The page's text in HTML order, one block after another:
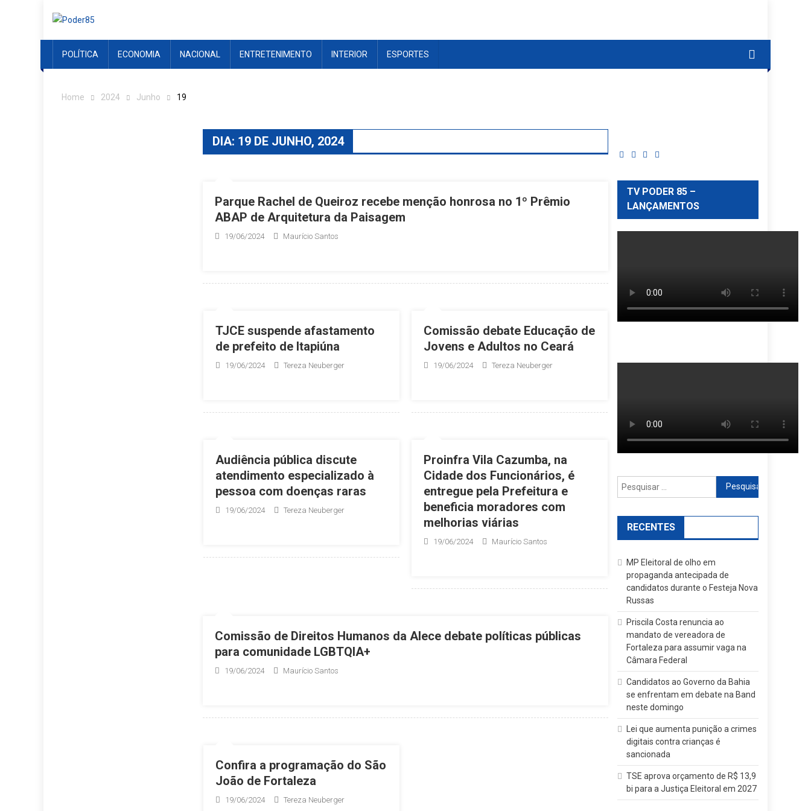
POLÍTICA
ECONOMIA NACIONAL ENTRETENIMENTO INTERIOR ESPORTES
Home 2024 Junho 19
DIA: 19 DE JUNHO, 2024
Parque Rachel de Queiroz recebe menção honrosa no 1º Prêmio
ABAP de Arquitetura da Paisagem
19/06/2024 Maurício Santos
TJCE suspende afastamento
de prefeito de Itapiúna
19/06/2024 Tereza Neuberger
Comissão debate Educação de
Jovens e Adultos no Ceará
19/06/2024 Tereza Neuberger
Audiência pública discute
atendimento especializado à
pessoa com doenças raras
19/06/2024 Tereza Neuberger
Proinfra Vila Cazumba, na
Cidade dos Funcionários, é
entregue pela Prefeitura e
beneficia moradores com
melhorias viárias
19/06/2024 Maurício Santos
Comissão de Direitos Humanos da Alece debate políticas públicas
para comunidade LGBTQIA+
19/06/2024 Maurício Santos
Confira a programação do São
João de Fortaleza
19/06/2024 Tereza Neuberger
TV PODER 85 –
LANÇAMENTOS
Pesquisar
por:
RECENTES
MP Eleitoral de olho em
propaganda antecipada de
candidatos durante o Festeja Nova
Russas
Priscila Costa renuncia ao
mandato de vereadora de
Fortaleza para assumir vaga na
Câmara Federal
Candidatos ao Governo da Bahia
se enfrentam em debate na Band
neste domingo
Lei que aumenta punição a crimes
digitais contra crianças é
sancionada
TSE aprova orçamento de R$ 13,9
bi para a Justiça Eleitoral em 2027